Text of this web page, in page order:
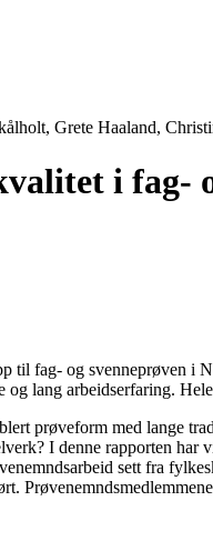
Grete Haaland,
i fag-
til fag- og svenneprøven i
og lang arbeidserfaring.
prøveform med lange
I denne rapporten
sett fra